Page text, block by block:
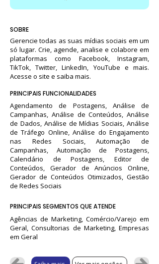
SOBRE
Gerencie todas as suas mídias sociais em um
só lugar. Crie, agende, analise e colabore em
plataformas como Facebook, Instagram,
TikTok, Twitter, LinkedIn, YouTube e mais.
Acesse o site e saiba mais.
PRINCIPAIS FUNCIONALIDADES
Agendamento de Postagens, Análise de
Campanhas, Análise de Conteúdos, Análise
de Dados, Análise de Mídias Sociais, Análise
de Tráfego Online, Análise do Engajamento
nas Redes Sociais, Automação de
Campanhas, Automação de Postagens,
Calendário de Postagens, Editor de
Conteúdos, Gerador de Anúncios Online,
Gerador de Conteúdos Otimizados, Gestão
de Redes Sociais
PRINCIPAIS SEGMENTOS QUE ATENDE
Agências de Marketing, Comércio/Varejo em
Geral, Consultorias de Marketing, Empresas
em Geral